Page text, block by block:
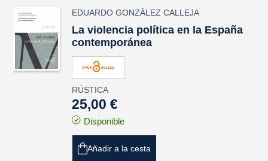
EDUARDO GONZÁLEZ CALLEJA
La violencia política en la España
contemporánea
RÚSTICA
25,00 €
Disponible
Añadir a la cesta